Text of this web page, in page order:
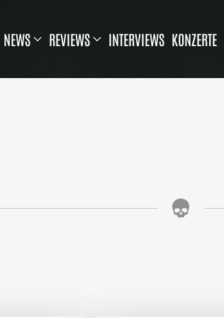
NEWS REVIEWS INTERVIEWS KONZERTE